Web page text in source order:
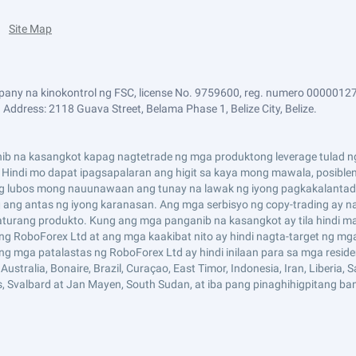
Site Map
na kinokontrol ng FSC, license No. 9759600, reg. numero
2118 Guava Street, Belama Phase 1, Belize City, Belize.
na kasangkot kapag nagtetrade ng mga produktong leverage tulad
mo dapat ipagsapalaran ang higit sa kaya mong mawala,
mong nauunawaan ang tunay na lawak ng iyong
antas ng iyong karanasan. Ang mga serbisyo ng copy-trading ay
produkto. Kung ang mga panganib na kasangkot ay tila hindi
RoboForex Ltd at ang mga kaakibat nito ay hindi nagta-target ng
mga patalastas ng RoboForex Ltd ay hindi inilaan para sa mga
Bonaire, Brazil, Curaçao, East Timor, Indonesia, Iran, Liberia,
Svalbard at Jan Mayen, South Sudan, at iba pang pinaghihigpitang